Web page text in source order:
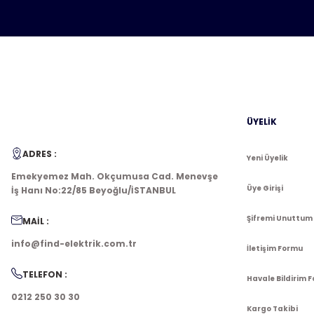
ADRES :
Emekyemez Mah. Okçumusa Cad. Menevşe
İş Hanı No:22/85 Beyoğlu/İSTANBUL
MAİL :
info@find-elektrik.com.tr
TELEFON :
0212 250 30 30
ÜYELİK
Yeni Üyelik
Üye Girişi
Şifremi Unuttum
İletişim Formu
Havale Bildirim
Kargo Takibi